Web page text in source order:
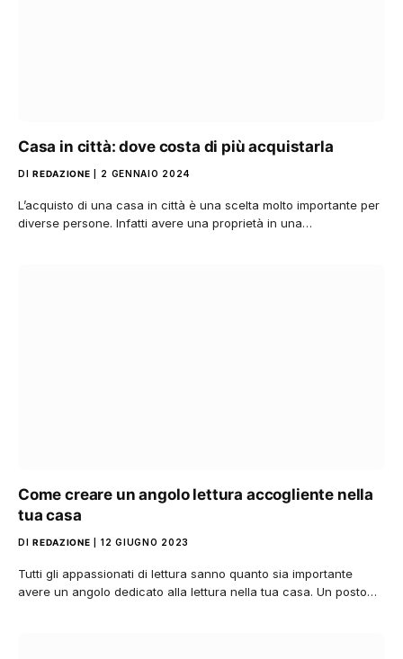
Casa in città: dove costa di più acquistarla
DI REDAZIONE 2 GENNAIO 2024
L’acquisto di una casa in città è una scelta molto importante per
diverse persone. Infatti avere una proprietà in una…
Come creare un angolo lettura accogliente nella
tua casa
DI REDAZIONE 12 GIUGNO 2023
Tutti gli appassionati di lettura sanno quanto sia importante
avere un angolo dedicato alla lettura nella tua casa. Un posto…